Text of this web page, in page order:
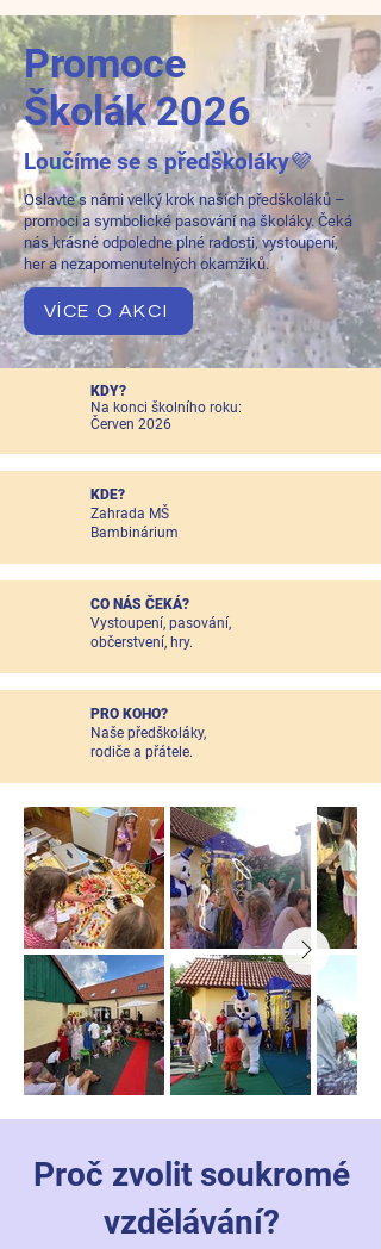
Promoce
Školák 2026
Loučíme se s předškoláky💜
Oslavte s námi velký krok našich předškoláků –
promoci a symbolické pasování na školáky. Čeká
nás krásné odpoledne plné radosti, vystoupení,
her a nezapomenutelných okamžiků.
VÍCE O AKCI
KDY?
Na konci školního roku:
Červen 2026
KDE?
Zahrada MŠ
Bambinárium
CO NÁS ČEKÁ?
Vystoupení, pasování,
občerstvení, hry.
PRO KOHO?
Naše předškoláky,
rodiče a přátele.
Proč zvolit soukromé
vzdělávání?